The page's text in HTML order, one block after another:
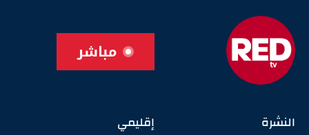
مباشر
النشرة
إقليمي